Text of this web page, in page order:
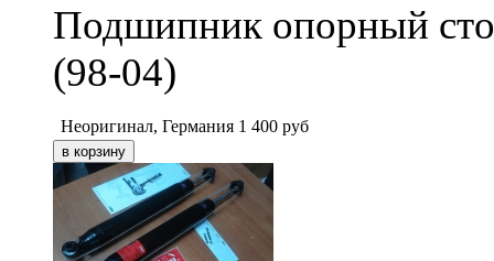
Подшипник опорный
(98-04)
Неоригинал, Германия 1 400 руб